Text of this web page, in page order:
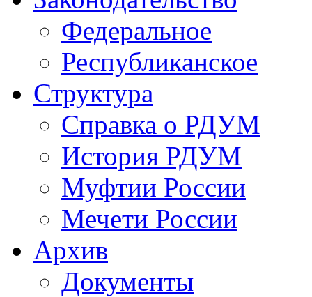
Федеральное
Республиканское
Структура
Справка о РДУМ
История РДУМ
Муфтии России
Мечети России
Архив
Документы